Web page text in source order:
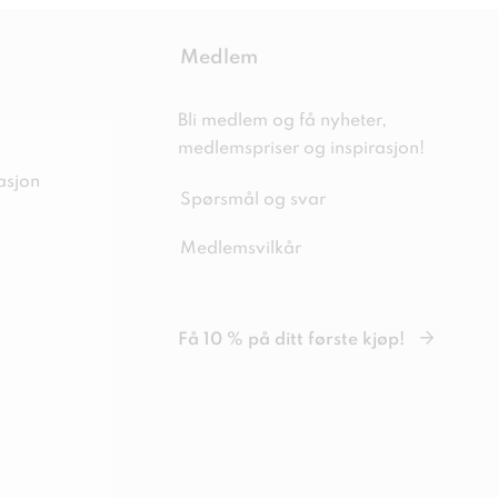
Medlem
Bli medlem og få nyheter,
medlemspriser og inspirasjon!
Spørsmål og svar
Medlemsvilkår
Få 10 % på ditt første kjøp!